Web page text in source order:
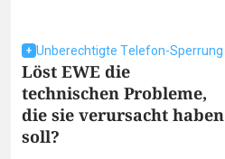
Unberechtigte Telefon-Sperrung
Löst EWE die
technischen Probleme,
die sie verursacht haben
soll?